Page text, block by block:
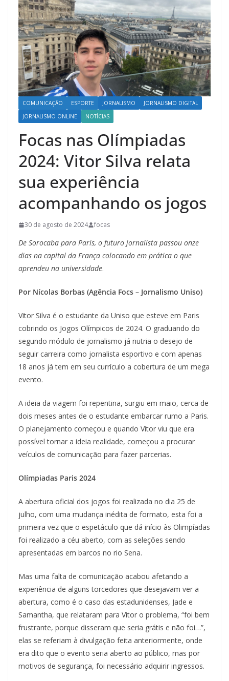
COMUNICAÇÃO ESPORTE JORNALISMO
JORNALISMO DIGITAL
JORNALISMO ONLINE
NOTÍCIAS
Focas nas Olímpiadas
2024: Vitor Silva relata
sua experiência
acompanhando os jogos
30 de agosto de 2024 focas
De Sorocaba para Paris, o futuro jornalista passou onze
dias na capital da França colocando em prática o que
aprendeu na universidade.
Por Nícolas Borbas (Agência Focs – Jornalismo Uniso)
Vitor Silva é o estudante da Uniso que esteve em Paris
cobrindo os Jogos Olímpicos de 2024. O graduando do
segundo módulo de jornalismo já nutria o desejo de
seguir carreira como jornalista esportivo e com apenas
18 anos já tem em seu currículo a cobertura de um mega
evento.
A ideia da viagem foi repentina, surgiu em maio, cerca de
dois meses antes de o estudante embarcar rumo a Paris.
O planejamento começou e quando Vitor viu que era
possível tornar a ideia realidade, começou a procurar
veículos de comunicação para fazer parcerias.
Olímpiadas Paris 2024
A abertura oficial dos jogos foi realizada no dia 25 de
julho, com uma mudança inédita de formato, esta foi a
primeira vez que o espetáculo que dá início às Olimpíadas
foi realizado a céu aberto, com as seleções sendo
apresentadas em barcos no rio Sena.
Mas uma falta de comunicação acabou afetando a
experiência de alguns torcedores que desejavam ver a
abertura, como é o caso das estadunidenses, Jade e
Samantha, que relataram para Vitor o problema, “foi bem
frustrante, porque disseram que seria grátis e não foi…”,
elas se referiam à divulgação feita anteriormente, onde
era dito que o evento seria aberto ao público, mas por
motivos de segurança, foi necessário adquirir ingressos.